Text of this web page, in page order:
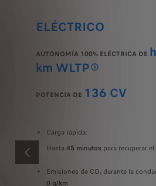
ANTERIOR
de carga rápida pública (≥100 kW), bajo
ELÉCTRICO
AUTONOMÍA 100% ELÉCTRICA DE
km WLTP
POTENCIA DE 136 CV
Carga rápida:
Hasta45 minutos para recuperar
Emisiones de CO₂ durante la
0 g/km